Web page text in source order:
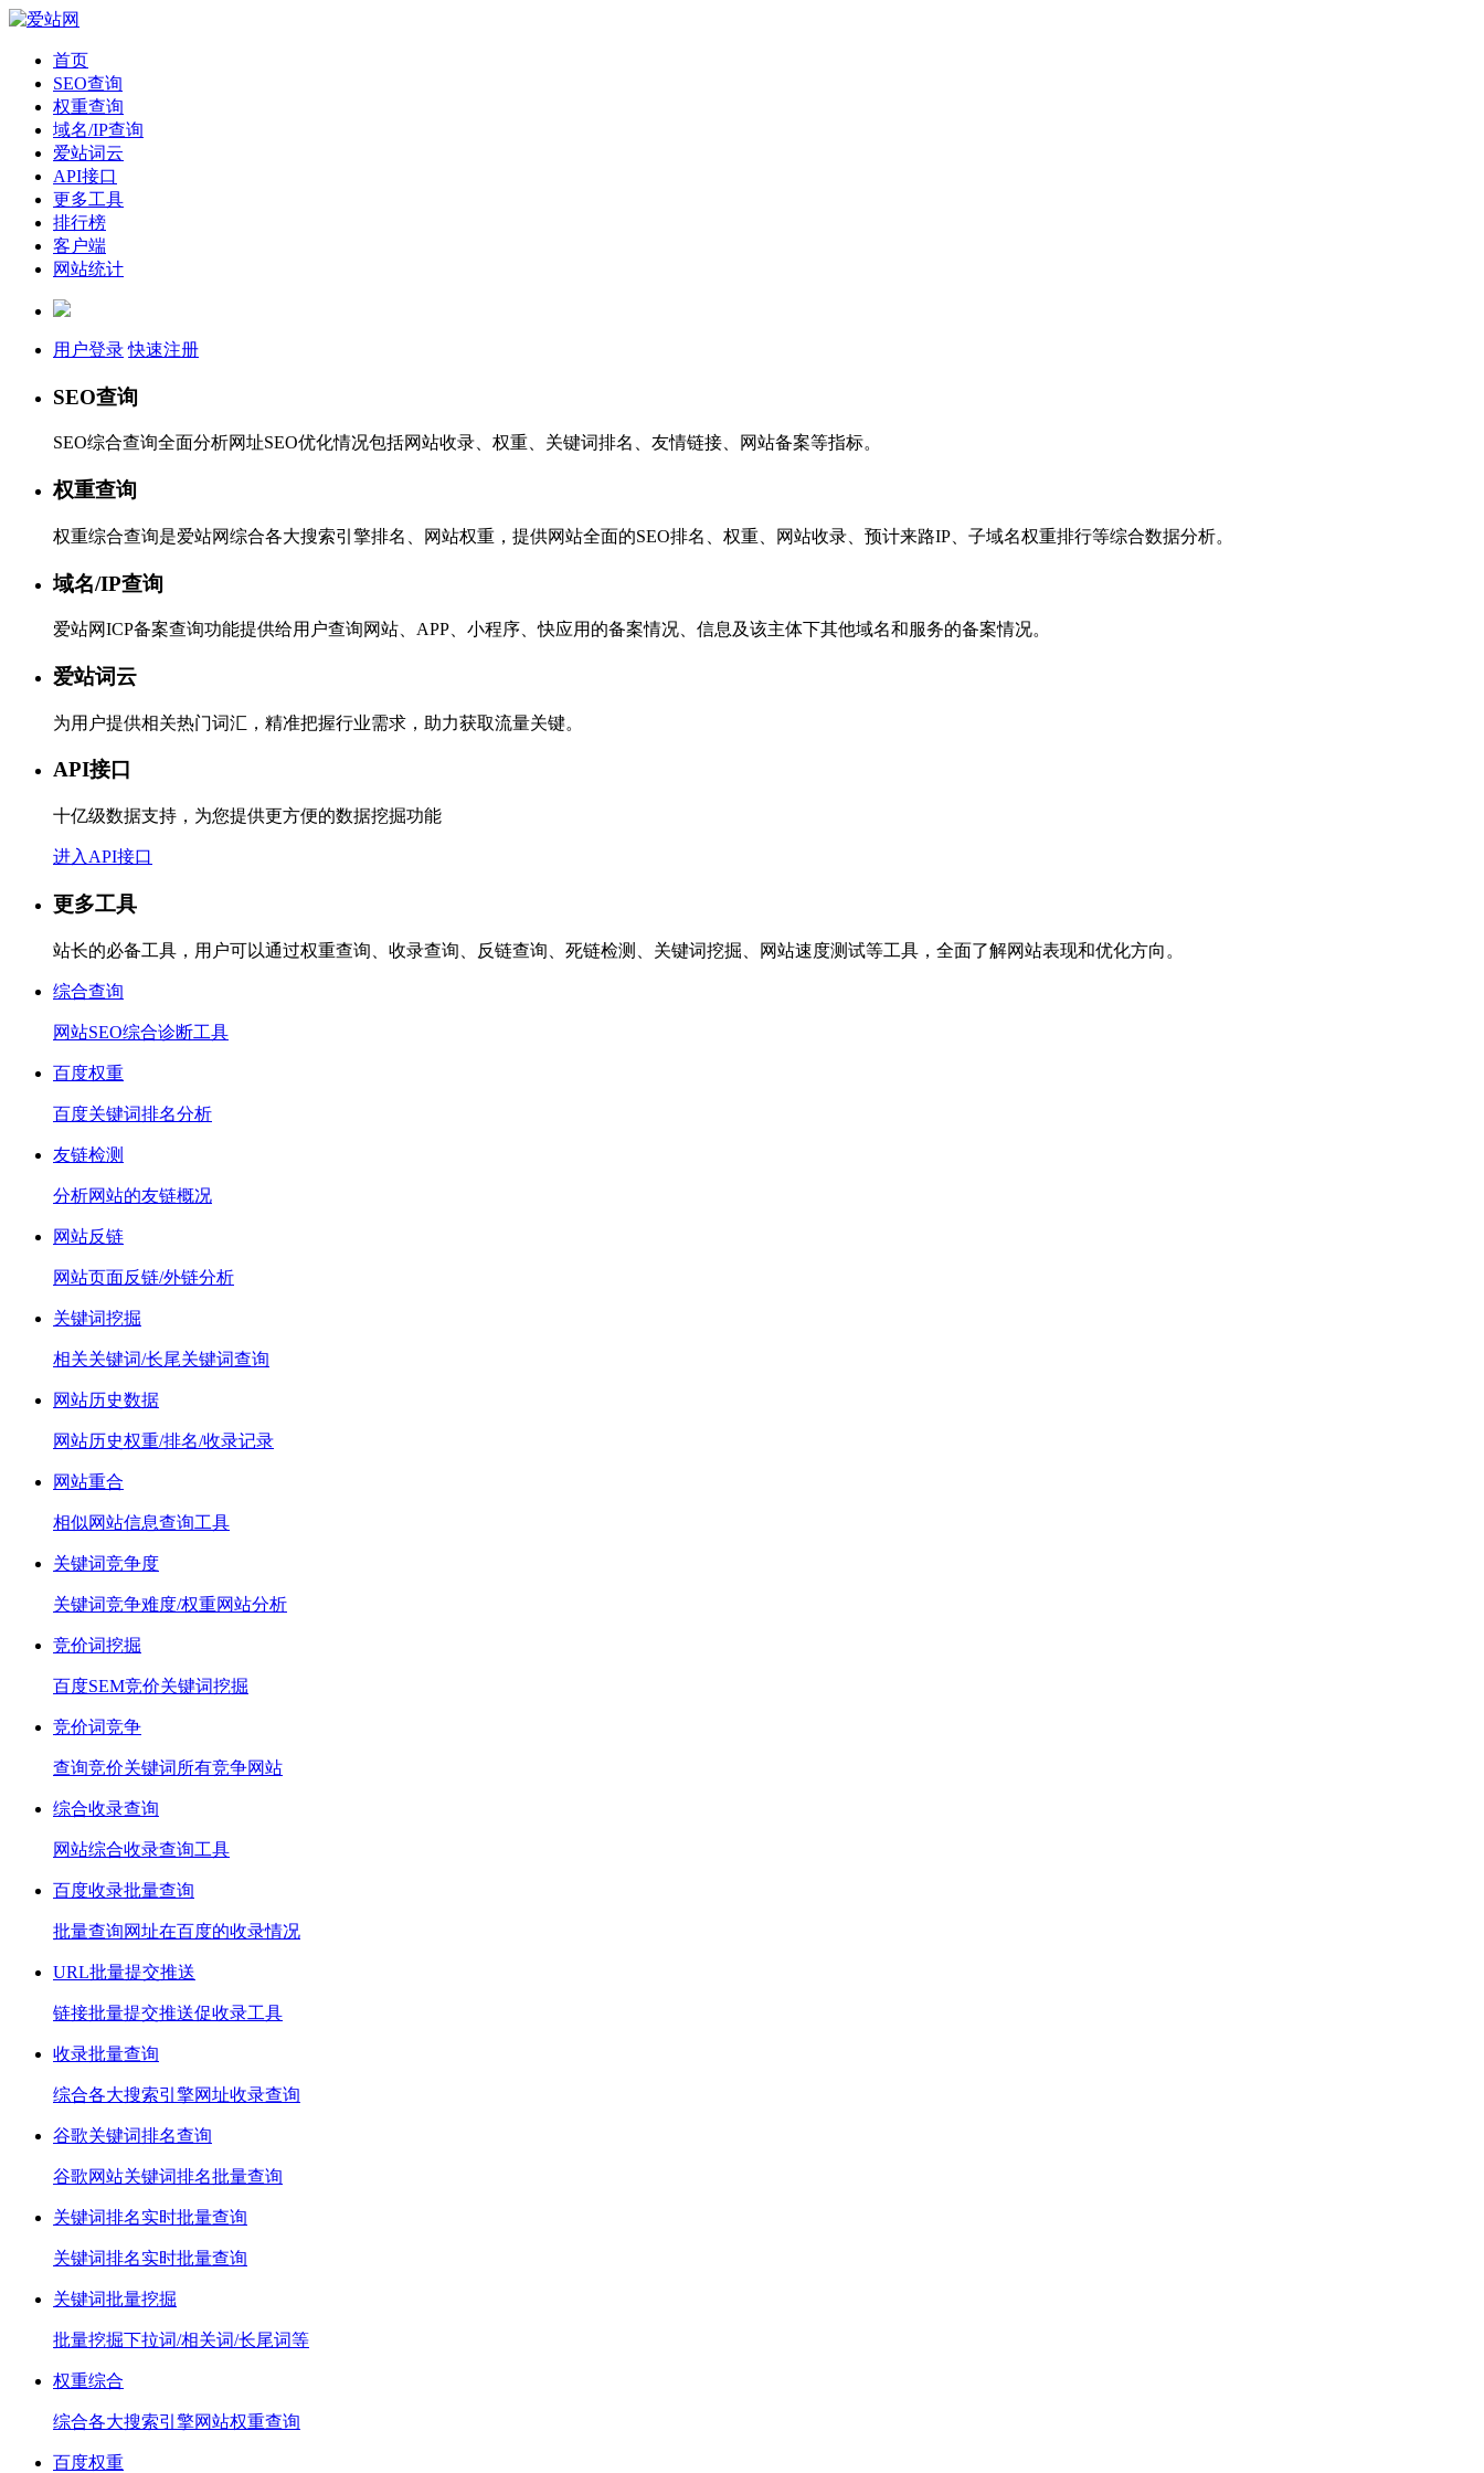
首页
SEO查询
权重查询
域名/IP查询
爱站词云
API接口
更多工具
排行榜
客户端
网站统计
用户登录 快速注册
SEO查询
SEO综合查询全面分析网址SEO优化情况包括网站收录、权重、关键词排名、友情链接、网站备案等指标。
权重查询
权重综合查询是爱站网综合各大搜索引擎排名、网站权重，提供网站全面的SEO排名、权重、网站收录、预计来路IP、子域名权重排行等综合数据分析。
域名/IP查询
爱站网ICP备案查询功能提供给用户查询网站、APP、小程序、快应用的备案情况、信息及该主体下其他域名和服务的备案情况。
爱站词云
为用户提供相关热门词汇，精准把握行业需求，助力获取流量关键。
API接口
十亿级数据支持，为您提供更方便的数据挖掘功能
进入API接口
更多工具
站长的必备工具，用户可以通过权重查询、收录查询、反链查询、死链检测、关键词挖掘、网站速度测试等工具，全面了解网站表现和优化方向。
综合查询
网站SEO综合诊断工具
百度权重
百度关键词排名分析
友链检测
分析网站的友链概况
网站反链
网站页面反链/外链分析
关键词挖掘
相关关键词/长尾关键词查询
网站历史数据
网站历史权重/排名/收录记录
网站重合
相似网站信息查询工具
关键词竞争度
关键词竞争难度/权重网站分析
竞价词挖掘
百度SEM竞价关键词挖掘
竞价词竞争
查询竞价关键词所有竞争网站
综合收录查询
网站综合收录查询工具
百度收录批量查询
批量查询网址在百度的收录情况
URL批量提交推送
链接批量提交推送促收录工具
收录批量查询
综合各大搜索引擎网址收录查询
谷歌关键词排名查询
谷歌网站关键词排名批量查询
关键词排名实时批量查询
关键词排名实时批量查询
关键词批量挖掘
批量挖掘下拉词/相关词/长尾词等
权重综合
综合各大搜索引擎网站权重查询
百度权重